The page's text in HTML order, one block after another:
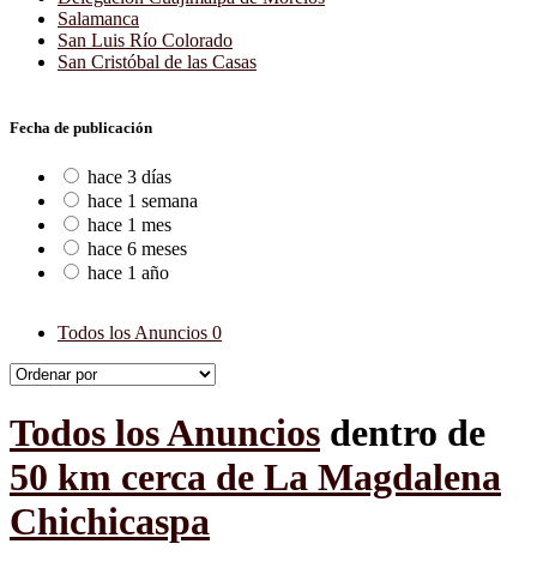
Salamanca
San Luis Río Colorado
San Cristóbal de las Casas
Fecha de publicación
hace 3 días
hace 1 semana
hace 1 mes
hace 6 meses
hace 1 año
Todos los Anuncios 0
Todos los Anuncios dentro de
50 km cerca de La Magdalena
Chichicaspa